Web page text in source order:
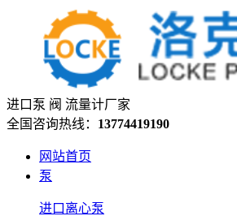
进口泵 阀 流量计厂家
全国咨询热线： 13774419190
网站首页
泵
进口离心泵